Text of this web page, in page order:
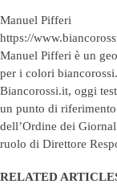
Manuel Pifferi
https://
Manuel Pifferi è un
per i colori
Biancorossi.it, oggi
un punto di
dell’Ordine dei
ruolo di Direttore
RELATED